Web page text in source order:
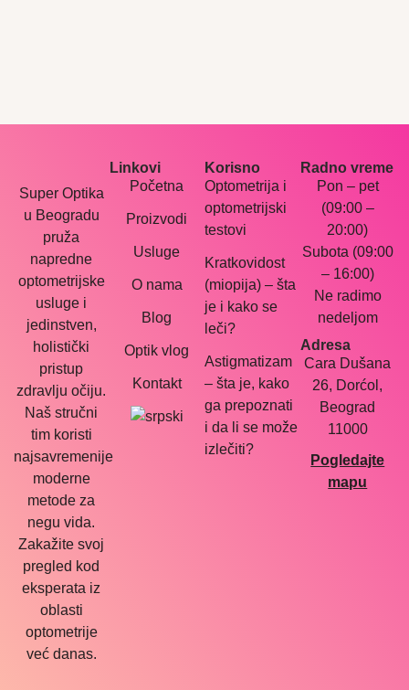
Super Optika
u Beogradu
pruža
napredne
optometrijske
usluge i
jedinstven,
holistički
pristup
zdravlju očiju.
Naš stručni
tim koristi
najsavremenije
moderne
metode za
negu vida.
Zakažite svoj
pregled kod
eksperata iz
oblasti
optometrije
već danas.
Linkovi
Početna
Proizvodi
Usluge
O nama
Blog
Optik vlog
Kontakt
Korisno
Optometrija i
optometrijski
testovi
Kratkovidost
(miopija) – šta
je i kako se
leči?
Astigmatizam
– šta je, kako
ga prepoznati
i da li se može
izlečiti?
Radno vreme
Pon – pet
(09:00 –
20:00)
Subota (09:00
– 16:00)
Ne radimo
nedeljom
Adresa
Cara Dušana
26, Dorćol,
Beograd
11000
Pogledajte
mapu